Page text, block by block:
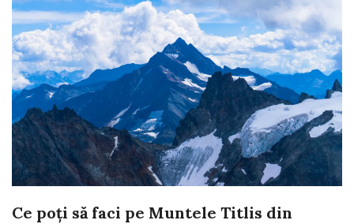
Ce poți să faci pe Muntele Titlis din